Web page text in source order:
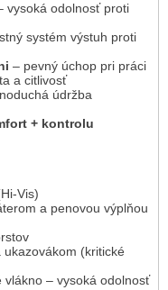
vysoká odolnosť proti
systém výstuh proti
– pevný úchop pri práci
a citlivosť
údržba
+ kontrolu
Vis)
a penovou výplňou
(kritické
vlákno – vysoká odolnosť